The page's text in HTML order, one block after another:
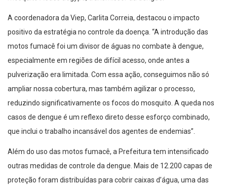
A coordenadora da Viep, Carlita Correia, destacou o impacto
positivo da estratégia no controle da doença. “A introdução das
motos fumacê foi um divisor de águas no combate à dengue,
especialmente em regiões de difícil acesso, onde antes a
pulverização era limitada. Com essa ação, conseguimos não só
ampliar nossa cobertura, mas também agilizar o processo,
reduzindo significativamente os focos do mosquito. A queda nos
casos de dengue é um reflexo direto desse esforço combinado,
que inclui o trabalho incansável dos agentes de endemias”.
Além do uso das motos fumacê, a Prefeitura tem intensificado
outras medidas de controle da dengue. Mais de 12.200 capas de
proteção foram distribuídas para cobrir caixas d’água, uma das